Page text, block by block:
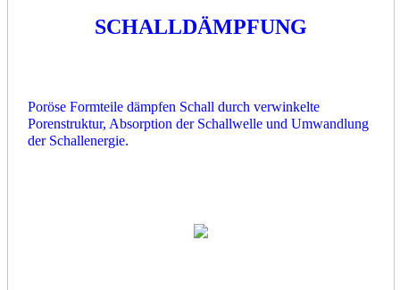
SCHALLDÄMPFUNG
Poröse Formteile dämpfen Schall durch verwinkelte
Porenstruktur, Absorption der Schallwelle und Umwandlung
der Schallenergie.